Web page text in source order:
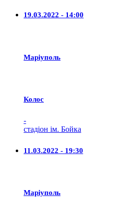
19.03.2022 - 14:00
Маріуполь
Колос
-
стадіон ім. Бойка
11.03.2022 - 19:30
Маріуполь